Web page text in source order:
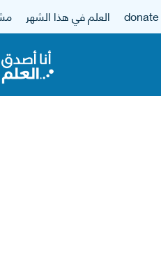
العلم في هذا الشهر